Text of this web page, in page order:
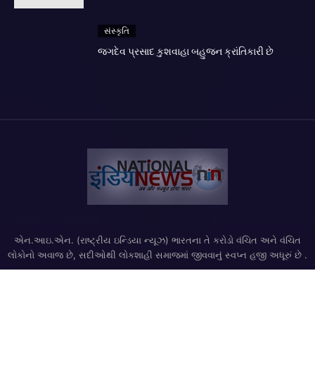
સંસ્કૃતિ
જગદેવ પ્રસાદ કુશવાહા બહુજન ક્રાંતિકારી છે
એન.આઇ.એન. (રાષ્ટ્રીય ઇન્ડિયા ન્યૂઝ) ભારતના તે કરોડો વંચિત અને વંચિત
લોકોનો અવાજ છે, સદીઓથી લોકશાહી સમાજમાં જીવવાનું સ્વપ્ન હજી અધૂરું છે .